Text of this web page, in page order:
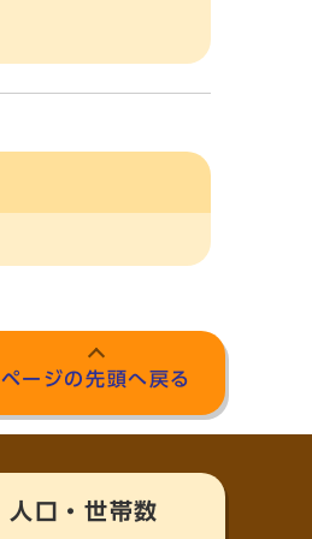
ページの先頭へ戻る
人口・世帯数